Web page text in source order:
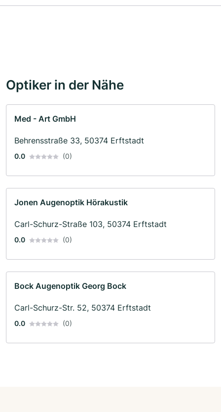
Optiker in der Nähe
Med - Art GmbH
Behrensstraße 33, 50374 Erftstadt
0.0 (0)
Jonen Augenoptik Hörakustik
Carl-Schurz-Straße 103, 50374 Erftstadt
0.0 (0)
Bock Augenoptik Georg Bock
Carl-Schurz-Str. 52, 50374 Erftstadt
0.0 (0)